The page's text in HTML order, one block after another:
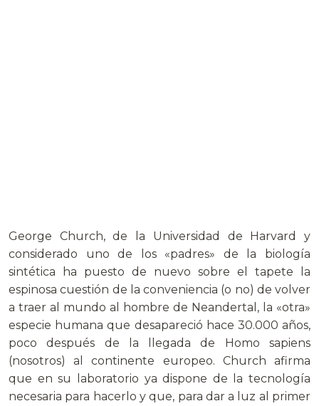
George Church, de la Universidad de Harvard y
considerado uno de los «padres» de la biología
sintética ha puesto de nuevo sobre el tapete la
espinosa cuestión de la conveniencia (o no) de volver
a traer al mundo al hombre de Neandertal, la «otra»
especie humana que desapareció hace 30.000 años,
poco después de la llegada de Homo sapiens
(nosotros) al continente europeo. Church afirma
que en su laboratorio ya dispone de la tecnología
necesaria para hacerlo y que, para dar a luz al primer